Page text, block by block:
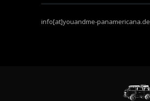
info[at]youandme-panamericana.de